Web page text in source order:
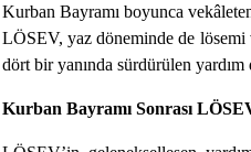
Kurban Bayramı boyunca
LÖSEV, yaz döneminde de lösemi
dört bir yanında sürdürülen yardım
Kurban Bayramı Sonrası